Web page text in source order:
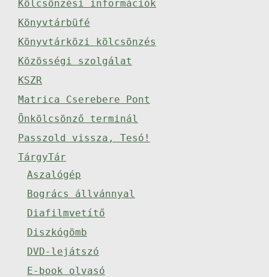
Kölcsönzési információk
Könyvtárbüfé
Könyvtárközi kölcsönzés
Közösségi szolgálat
KSZR
Matrica Cserebere Pont
Önkölcsönző terminál
Passzold vissza, Tesó!
TárgyTár
Aszalógép
Bogrács állvánnyal
Diafilmvetítő
Diszkógömb
DVD-lejátszó
E-book olvasó